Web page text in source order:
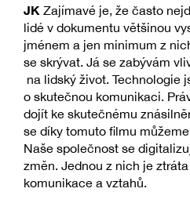
JK Zajímavé je, že často
lidé v dokumentu většinou
jménem a jen minimum z
se skrývat. Já se zabývám
na lidský život. Technologie
o skutečnou komunikaci.
dojít ke skutečnému
se díky tomuto filmu
Naše společnost se
změn. Jednou z nich je
komunikace a vztahů.